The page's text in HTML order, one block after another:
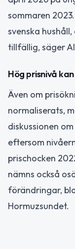
sommaren
svenska
tillfällig, säger
Hög prisnivå
Även om
normaliserats,
diskussionen
eftersom
prischocken
nämns också
förändringar,
Hormuzsundet.